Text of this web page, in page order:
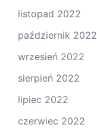
listopad 2022
październik 2022
wrzesień 2022
sierpień 2022
lipiec 2022
czerwiec 2022